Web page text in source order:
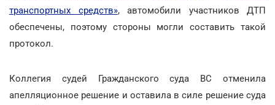
транспортных средств», автомобили участников ДТП
обеспечены, поэтому стороны могли составить такой
протокол.
Коллегия судей Гражданского суда ВС отменила
апелляционное решение и оставила в силе решение суда